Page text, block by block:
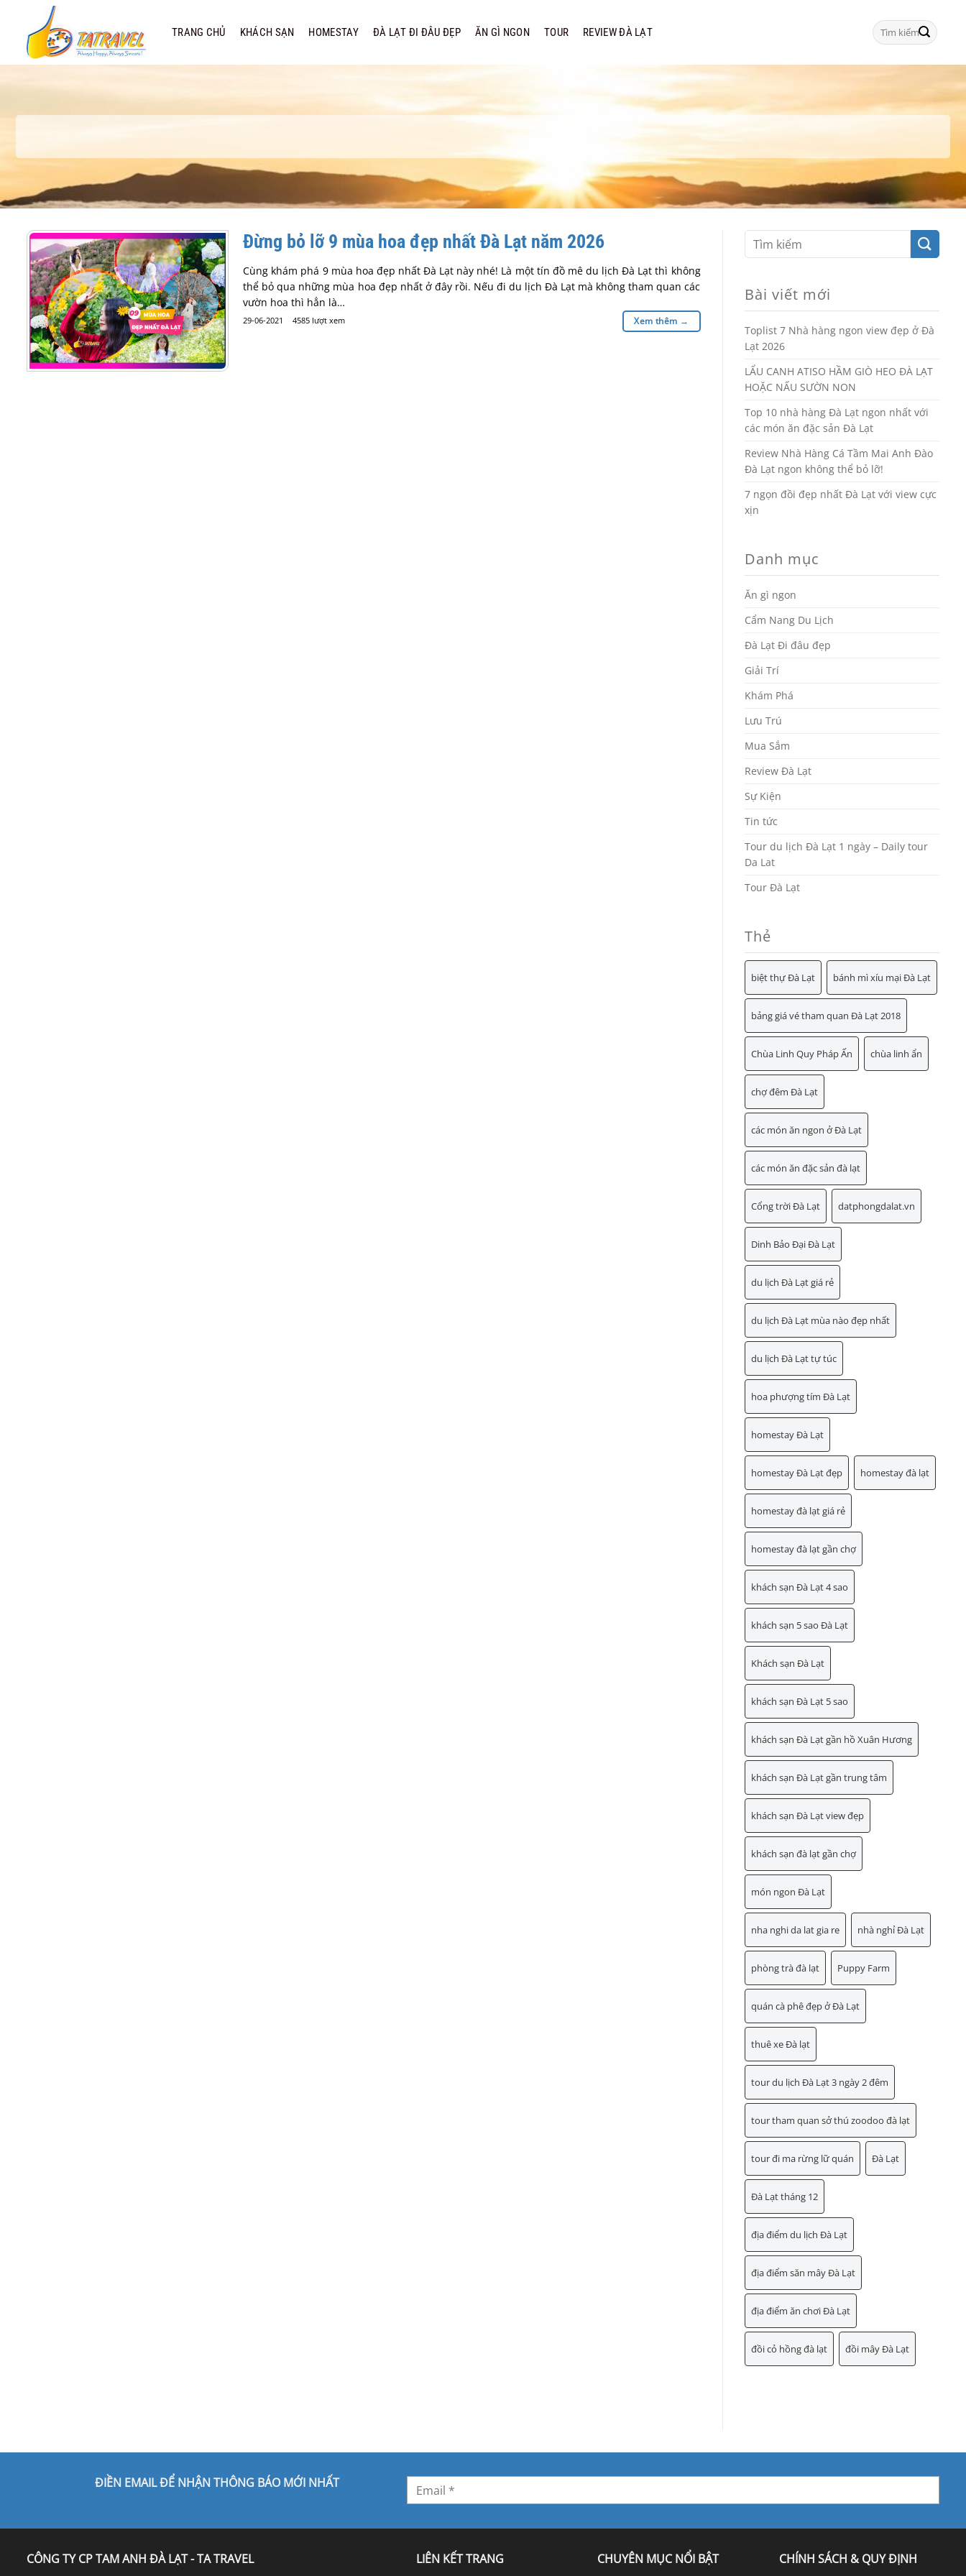
dung
TRANG CHỦ KHÁCH SẠN HOMESTAY ĐÀ LẠT ĐI ĐÂU ĐẸP ĂN GÌ NGON TOUR REVIEW ĐÀ LẠT
Tìm
kiếm:
Đừng bỏ lỡ 9 mùa hoa đẹp nhất Đà Lạt năm 2026
Cùng khám phá 9 mùa hoa đẹp nhất Đà Lạt này nhé! Là một tín đồ mê du lịch Đà Lạt thì không
thể bỏ qua những mùa hoa đẹp nhất ở đây rồi. Nếu đi du lịch Đà Lạt mà không tham quan các
vườn hoa thì hẳn là…
29-06-2021 4585 lượt xem Xem thêm →
Bài viết mới
Toplist 7 Nhà hàng ngon view đẹp ở Đà
Lạt 2026
LẨU CANH ATISO HẦM GIÒ HEO ĐÀ LẠT
HOẶC NẤU SƯỜN NON
Top 10 nhà hàng Đà Lạt ngon nhất với
các món ăn đặc sản Đà Lạt
Review Nhà Hàng Cá Tầm Mai Anh Đào
Đà Lạt ngon không thể bỏ lỡ!
7 ngọn đồi đẹp nhất Đà Lạt với view cực
xịn
Danh mục
Ăn gì ngon
Cẩm Nang Du Lịch
Đà Lạt Đi đâu đẹp
Giải Trí
Khám Phá
Lưu Trú
Mua Sắm
Review Đà Lạt
Sự Kiện
Tin tức
Tour du lịch Đà Lạt 1 ngày – Daily tour
Da Lat
Tour Đà Lạt
Thẻ
biệt thự Đà Lạt bánh mì xíu mại Đà Lạt
bảng giá vé tham quan Đà Lạt 2018
Chùa Linh Quy Pháp Ấn chùa linh ẩn
chợ đêm Đà Lạt
các món ăn ngon ở Đà Lạt
các món ăn đặc sản đà lạt
Cổng trời Đà Lạt datphongdalat.vn
Dinh Bảo Đại Đà Lạt
du lịch Đà Lạt giá rẻ
du lịch Đà Lạt mùa nào đẹp nhất
du lịch Đà Lạt tự túc
hoa phượng tím Đà Lạt
homestay Đà Lạt
homestay Đà Lạt đẹp homestay đà lạt
homestay đà lạt giá rẻ
homestay đà lạt gần chợ
khách sạn Đà Lạt 4 sao
khách sạn 5 sao Đà Lạt
Khách sạn Đà Lạt
khách sạn Đà Lạt 5 sao
khách sạn Đà Lạt gần hồ Xuân Hương
khách sạn Đà Lạt gần trung tâm
khách sạn Đà Lạt view đẹp
khách sạn đà lạt gần chợ
món ngon Đà Lạt
nha nghi da lat gia re nhà nghỉ Đà Lạt
phòng trà đà lạt Puppy Farm
quán cà phê đẹp ở Đà Lạt
thuê xe Đà lạt
tour du lịch Đà Lạt 3 ngày 2 đêm
tour tham quan sở thú zoodoo đà lạt
tour đi ma rừng lữ quán Đà Lạt
Đà Lạt tháng 12
địa điểm du lịch Đà Lạt
địa điểm săn mây Đà Lạt
địa điểm ăn chơi Đà Lạt
đồi cỏ hồng đà lạt đồi mây Đà Lạt
ĐIỀN EMAIL ĐỂ NHẬN THÔNG BÁO MỚI NHẤT
CÔNG TY CP TAM ANH ĐÀ LẠT - TA TRAVEL LIÊN KẾT TRANG CHUYÊN MỤC NỔI BẬT CHÍNH SÁCH & QUY ĐỊNH